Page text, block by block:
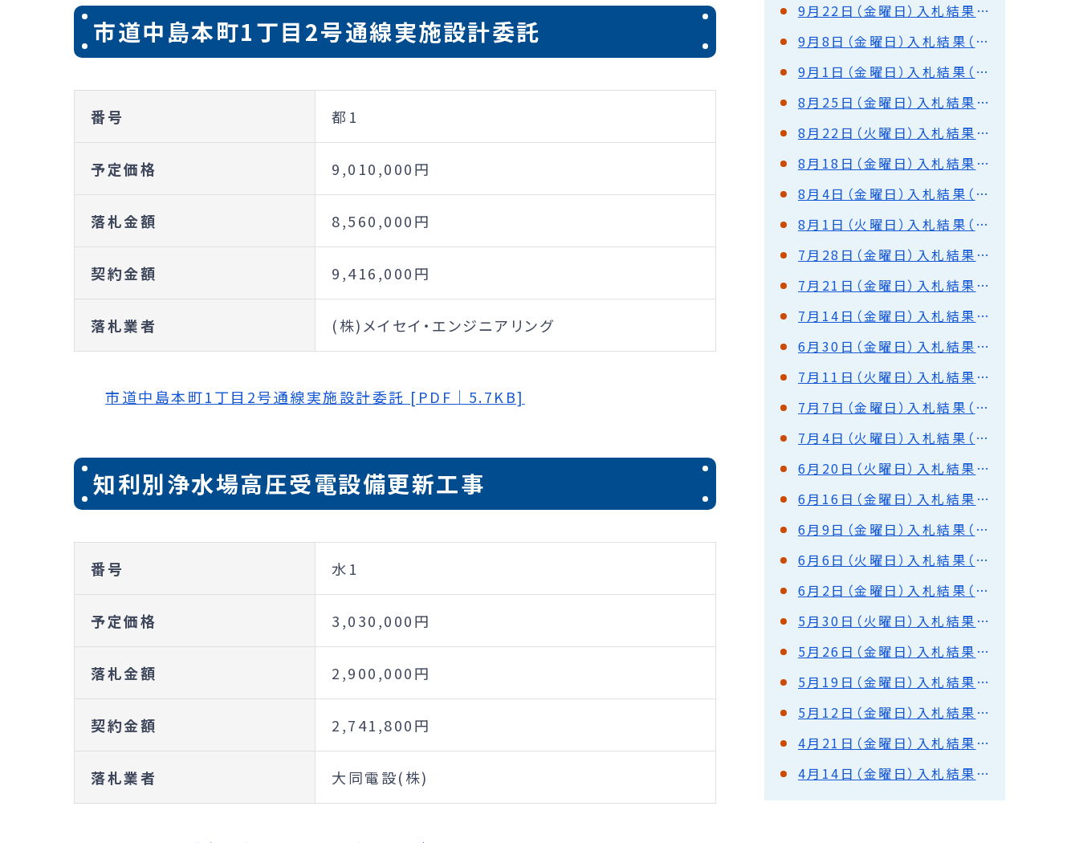
市道中島本町1丁目2号通線実施設計委託
番号 都1
予定価格 9,010,000円
落札金額 8,560,000円
契約金額 9,416,000円
落札業者 (株)メイセイ・エンジニアリング
市道中島本町1丁目2号通線実施設計委託 [PDF｜5.7KB]
知利別浄水場高圧受電設備更新工事
番号 水1
予定価格 3,030,000円
落札金額 2,900,000円
契約金額 2,741,800円
落札業者 大同電設(株)
9月22日（金曜日）入札結果（都市建設部・水道部）
9月8日（金曜日）入札結果（水道部）
9月1日（金曜日）入札結果（都市建設部・水道部）
8月25日（金曜日）入札結果（都市建設部・水道部）
8月22日（火曜日）入札結果（都市建設部）
8月18日（金曜日）入札結果（都市建設部）
8月4日（金曜日）入札結果（都市建設部）
8月1日（火曜日）入札結果（都市建設部・水道部）
7月28日（金曜日）入札結果（都市建設部・水道部）
7月21日（金曜日）入札結果（都市建設部）
7月14日（金曜日）入札結果（都市建設部・水道部）
6月30日（金曜日）入札結果（都市建設部・水道部）
7月11日（火曜日）入札結果（水道部）
7月7日（金曜日）入札結果（都市建設部）
7月4日（火曜日）入札結果（水道部）
6月20日（火曜日）入札結果（都市建設部）
6月16日（金曜日）入札結果（都市建設部）
6月9日（金曜日）入札結果（都市建設部・水道部）
6月6日（火曜日）入札結果（都市建設部）
6月2日（金曜日）入札結果（水道部）
5月30日（火曜日）入札結果（都市建設部）
5月26日（金曜日）入札結果（都市建設部・水道部）
5月19日（金曜日）入札結果（都市建設部）
5月12日（金曜日）入札結果（都市建設部・水道部）
4月21日（金曜日）入札結果（都市建設部・水道部）
4月14日（金曜日）入札結果（都市建設部）